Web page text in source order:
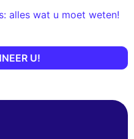
alles wat u moet weten!
U!